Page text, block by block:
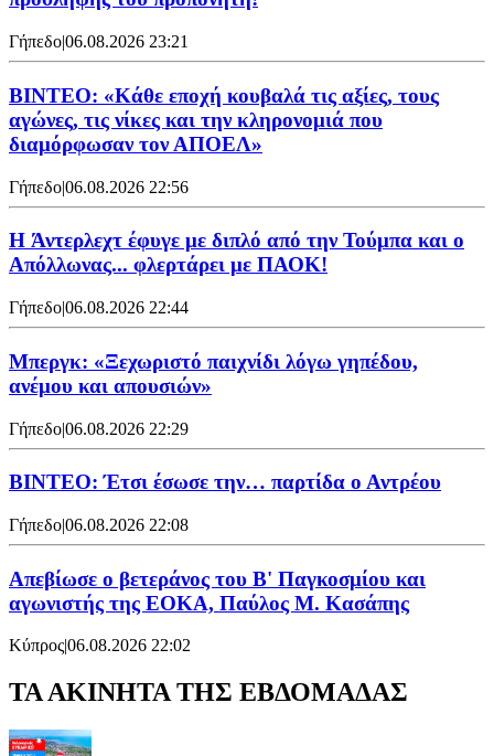
Γήπεδο|06.08.2026 23:21
ΒΙΝΤΕΟ: «Κάθε εποχή κουβαλά τις αξίες, τους
αγώνες, τις νίκες και την κληρονομιά που
διαμόρφωσαν τον ΑΠΟΕΛ»
Γήπεδο|06.08.2026 22:56
H Άντερλεχτ έφυγε με διπλό από την Τούμπα και ο
Απόλλωνας... φλερτάρει με ΠΑΟΚ!
Γήπεδο|06.08.2026 22:44
Μπεργκ: «Ξεχωριστό παιχνίδι λόγω γηπέδου,
ανέμου και απουσιών»
Γήπεδο|06.08.2026 22:29
ΒΙΝΤΕΟ: Έτσι έσωσε την… παρτίδα ο Αντρέου
Γήπεδο|06.08.2026 22:08
Απεβίωσε ο βετεράνος του Β' Παγκοσμίου και
αγωνιστής της ΕΟΚΑ, Παύλος Μ. Κασάπης
Κύπρος|06.08.2026 22:02
ΤΑ ΑΚΙΝΗΤΑ ΤΗΣ ΕΒΔΟΜΑΔΑΣ